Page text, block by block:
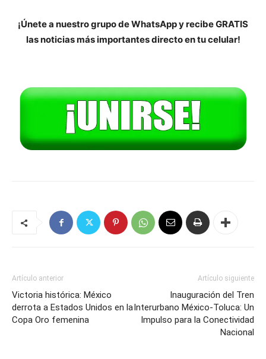
¡Únete a nuestro grupo de WhatsApp y recibe GRATIS
las noticias más importantes directo en tu celular!
Artículo anterior
Victoria histórica: México
derrota a Estados Unidos en la
Copa Oro femenina
Artículo siguiente
Inauguración del Tren
Interurbano México-Toluca: Un
Impulso para la Conectividad
Nacional